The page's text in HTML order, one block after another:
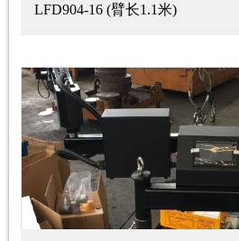
LFD904-16 (臂长1.1米)